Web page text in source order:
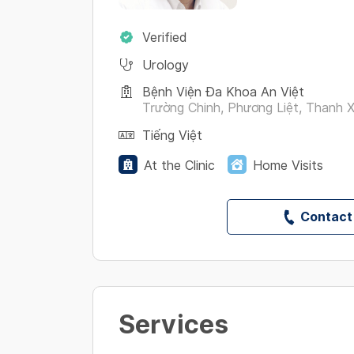
Verified
Urology
Bệnh Viện Đa Khoa An Việt
Trường Chinh, Phương Liệt, Thanh
Tiếng Việt
At the Clinic
Home Visits
Services